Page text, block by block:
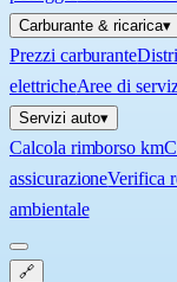
Carburante & ricarica▾
Prezzi carburante
elettricheAree di
Servizi auto▾
Calcola rimborso km
assicurazioneVerifica
ambientale
🔗